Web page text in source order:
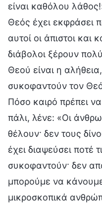
είναι καθόλου
Θεός έχει εκφράσει
αυτοί οι άπιστοι και
διάβολοι ξέρουν
Θεού είναι η
συκοφαντούν τον Θεό
Πόσο καιρό πρέπει
πάλι, λένε: «Οι
θέλουν· δεν τους
έχει διαψεύσει ποτέ
συκοφαντούν· δεν
μπορούμε να
μικροσκοπικά